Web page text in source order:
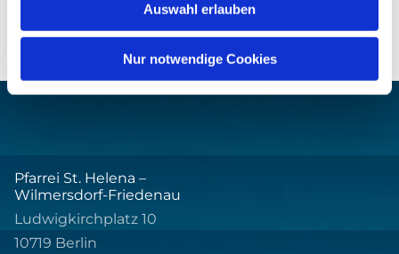
Auswahl erlauben
Nur notwendige Cookies
Pfarrei St. Helena –
Wilmersdorf-Friedenau
Ludwigkirchplatz 10
10719 Berlin